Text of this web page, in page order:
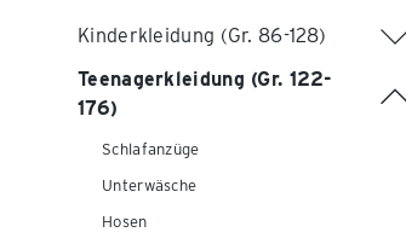
Kinderkleidung (Gr. 86-128)
Teenagerkleidung (Gr. 122-
176)
Schlafanzüge
Unterwäsche
Hosen